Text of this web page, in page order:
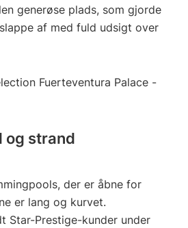
generøse plads, som gjorde
af med fuld udsigt over
og strand
der er åbne for
er lang og kurvet.
Star-Prestige-kunder under